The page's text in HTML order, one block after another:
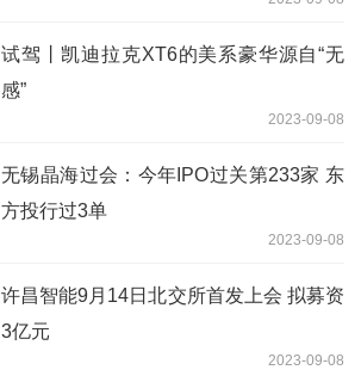
试驾丨凯迪拉克XT6的美系豪华源自“无
感”
2023-09-08
无锡晶海过会：今年IPO过关第233家 东
方投行过3单
2023-09-08
许昌智能9月14日北交所首发上会 拟募资
3亿元
2023-09-08